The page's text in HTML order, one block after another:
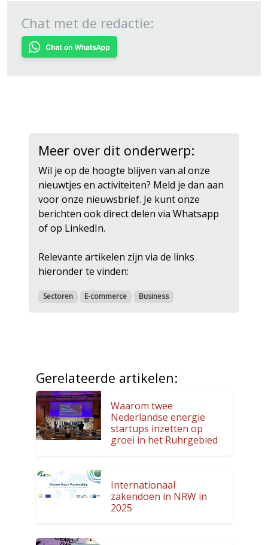
Chat met de redactie:
Meer over dit onderwerp:
Wil je op de hoogte blijven van al onze
nieuwtjes en activiteiten? Meld je dan aan
voor onze nieuwsbrief. Je kunt onze
berichten ook direct delen via Whatsapp
of op LinkedIn.
Relevante artikelen zijn via de links
hieronder te vinden:
Sectoren E-commerce Business
Gerelateerde artikelen:
Waarom twee
Nederlandse energie
startups inzetten op
groei in het Ruhrgebied
Internationaal
zakendoen in NRW in
2025